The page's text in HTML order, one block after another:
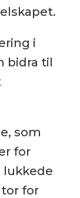
i
bidra til
som
for
lukkede
for